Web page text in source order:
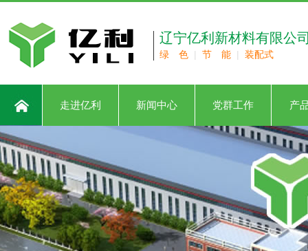
辽宁亿利新材料有限公
绿 色 | 节 能 | 装配式
走进亿利 新闻中心 党群工作 产